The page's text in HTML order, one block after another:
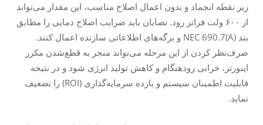
زیر نقطه انجماد و بدون اعمال اصلاح مناسب، این مقدار می‌تواند
از ۶۰۰ ولت فراتر رود. نصابان باید ضرایب اصلاح دمایی را مطابق
بند NEC 690.7(A) و برگه‌های اطلاعاتی سازنده اعمال کنند.
صرف‌نظر کردن از این مرحله می‌تواند منجر به قطع‌شدن مکرر
اینورتر، خرابی زودهنگام و کاهش تولید انرژی شود و در نتیجه
قابلیت اطمینان سیستم و بازده سرمایه‌گذاری (ROI) را تضعیف
نماید.